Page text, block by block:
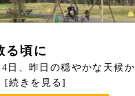
る頃に
日、昨日の穏やかな天候か
[続きを見る]